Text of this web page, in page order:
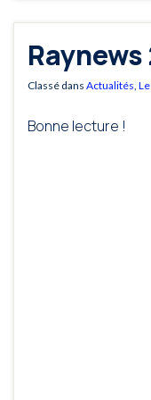
Classé dans Actualités
Bonne lecture !